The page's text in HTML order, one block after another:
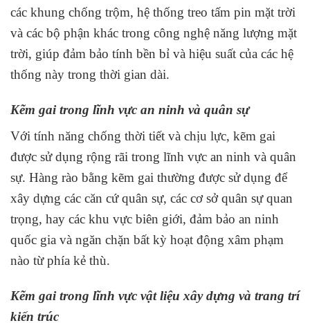
các khung chống trộm, hệ thống treo tấm pin mặt trời
và các bộ phận khác trong công nghệ năng lượng mặt
trời, giúp đảm bảo tính bền bỉ và hiệu suất của các hệ
thống này trong thời gian dài.
Kẽm gai trong lĩnh vực an ninh và quân sự
Với tính năng chống thời tiết và chịu lực, kẽm gai
được sử dụng rộng rãi trong lĩnh vực an ninh và quân
sự. Hàng rào bằng kẽm gai thường được sử dụng để
xây dựng các căn cứ quân sự, các cơ sở quân sự quan
trọng, hay các khu vực biên giới, đảm bảo an ninh
quốc gia và ngăn chặn bất kỳ hoạt động xâm phạm
nào từ phía kẻ thù.
Kẽm gai trong lĩnh vực vật liệu xây dựng và trang trí
kiến trúc